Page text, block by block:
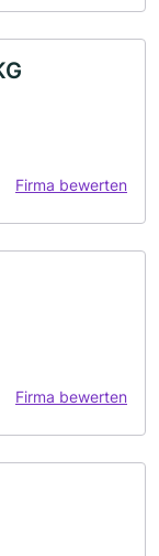
Firma bewerten
Firma bewerten